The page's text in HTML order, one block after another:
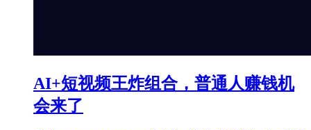
AI+短视频王炸组合，普通人赚钱机
会来了